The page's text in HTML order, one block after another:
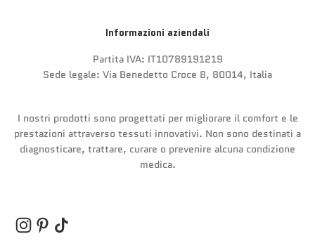
Informazioni aziendali
Partita IVA: IT10789191219
Sede legale: Via Benedetto Croce 8, 80014, Italia
I nostri prodotti sono progettati per migliorare il comfort e le
prestazioni attraverso tessuti innovativi. Non sono destinati a
diagnosticare, trattare, curare o prevenire alcuna condizione
medica.